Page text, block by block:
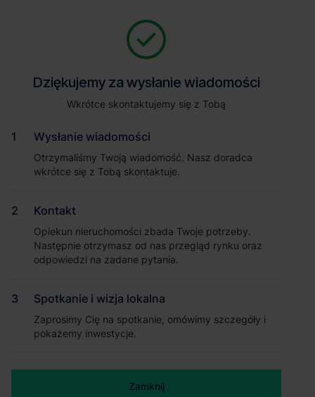
Magazyn Accolade Funds Park
Szczecin III
Dziękujemy za wysłanie wiadomości
Wkrótce skontaktujemy się z Tobą
Wysłanie wiadomości
Otrzymaliśmy Twoją wiadomość. Nasz doradca
wkrótce się z Tobą skontaktuje.
Kontakt
Opiekun nieruchomości zbada Twoje potrzeby.
Następnie otrzymasz od nas przegląd rynku oraz
odpowiedzi na zadane pytania.
Spotkanie i wizja lokalna
Zaprosimy Cię na spotkanie, omówimy szczegóły i
pokażemy inwestycje.
Zamknij
Jesteśmy tu, żeby Ci pomóc. Niezależnie od tego, na jakim etapie
pomożemy Ci wybrać najlepszą ofertę. Napisz do nas!
Imię i nazwisko
Nazwa firmy
Email służbowy
Dziękujemy za wysłanie wiadomości
Wkrótce skontaktujemy się z Tobą
Wysłanie wiadomości
Otrzymaliśmy Twoją wiadomość. Nasz doradca
wkrótce się z Tobą skontaktuje.
Kontakt
Opiekun nieruchomości zbada Twoje potrzeby.
Następnie otrzymasz od nas przegląd rynku oraz
odpowiedzi na zadane pytania.
Spotkanie i wizja lokalna
Zaprosimy Cię na spotkanie, omówimy szczegóły i
pokażemy inwestycje.
Zamknij